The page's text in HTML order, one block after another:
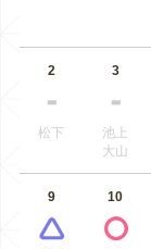
2
松下
3
池上
大山
9 10